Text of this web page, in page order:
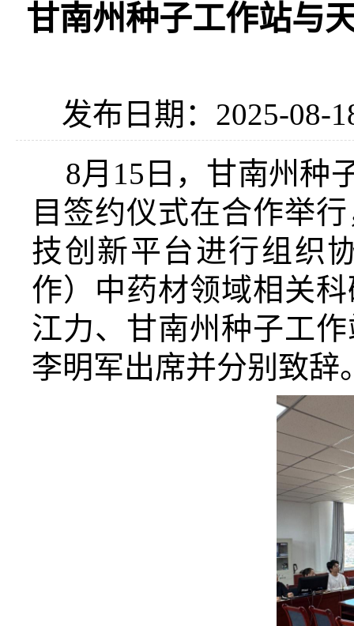
甘南州种子工作站与
发布日期：2025-08-
8月15日，甘南州种
目签约仪式在合作举
技创新平台进行组织
作）中药材领域相关
江力、甘南州种子工
李明军出席并分别 致辞